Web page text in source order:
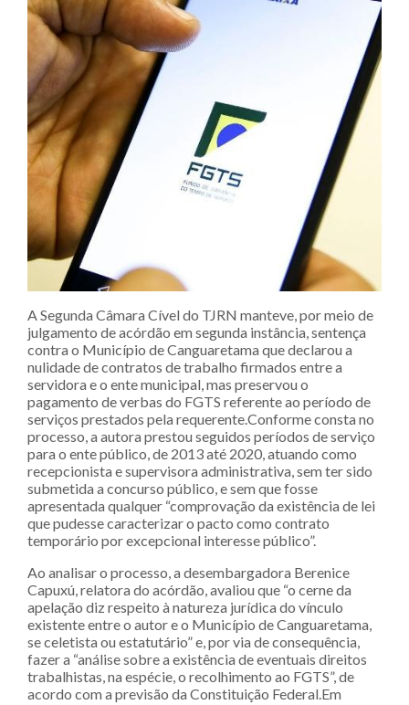
A Segunda Câmara Cível do TJRN manteve, por meio de
julgamento de acórdão em segunda instância, sentença
contra o Município de Canguaretama que declarou a
nulidade de contratos de trabalho firmados entre a
servidora e o ente municipal, mas preservou o
pagamento de verbas do FGTS referente ao período de
serviços prestados pela requerente.Conforme consta no
processo, a autora prestou seguidos períodos de serviço
para o ente público, de 2013 até 2020, atuando como
recepcionista e supervisora administrativa, sem ter sido
submetida a concurso público, e sem que fosse
apresentada qualquer “comprovação da existência de lei
que pudesse caracterizar o pacto como contrato
temporário por excepcional interesse público”.
Ao analisar o processo, a desembargadora Berenice
Capuxú, relatora do acórdão, avaliou que “o cerne da
apelação diz respeito à natureza jurídica do vínculo
existente entre o autor e o Município de Canguaretama,
se celetista ou estatutário” e, por via de consequência,
fazer a “análise sobre a existência de eventuais direitos
trabalhistas, na espécie, o recolhimento ao FGTS”, de
acordo com a previsão da Constituição Federal.Em